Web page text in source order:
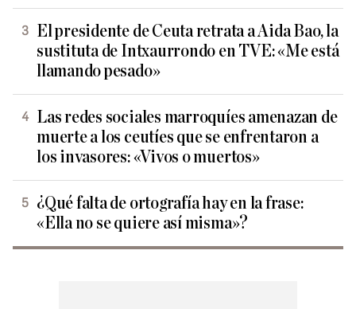
El presidente de Ceuta retrata a Aida Bao, la
sustituta de Intxaurrondo en TVE: «Me está
llamando pesado»
Las redes sociales marroquíes amenazan de
muerte a los ceutíes que se enfrentaron a
los invasores: «Vivos o muertos»
¿Qué falta de ortografía hay en la frase:
«Ella no se quiere así misma»?